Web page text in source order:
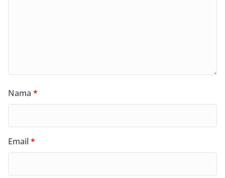
Nama *
Email*